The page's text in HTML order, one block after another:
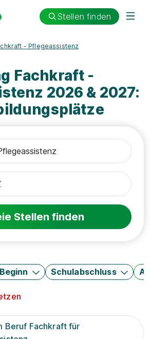
Stellen finden
- Pflegeassistenz
Fachkraft -
2026 & 2027:
Stellen finden
Beginn Schulabschluss
Beruf Fachkraft für